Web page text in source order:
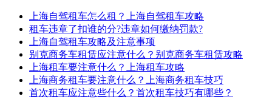
上海自驾租车怎么租？上海自驾租车攻略
租车违章了扣谁的分?违章如何缴纳罚款?
上海自驾租车攻略及注意事项
别克商务车租赁应注意什么？别克商务车租赁攻略
上海租车要注意什么？上海租车攻略
上海商务租车要注意什么？上海商务租车技巧
首次租车应注意些什么？首次租车技巧有哪些？